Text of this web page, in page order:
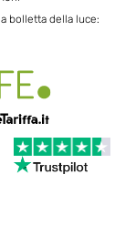
bolletta della luce: